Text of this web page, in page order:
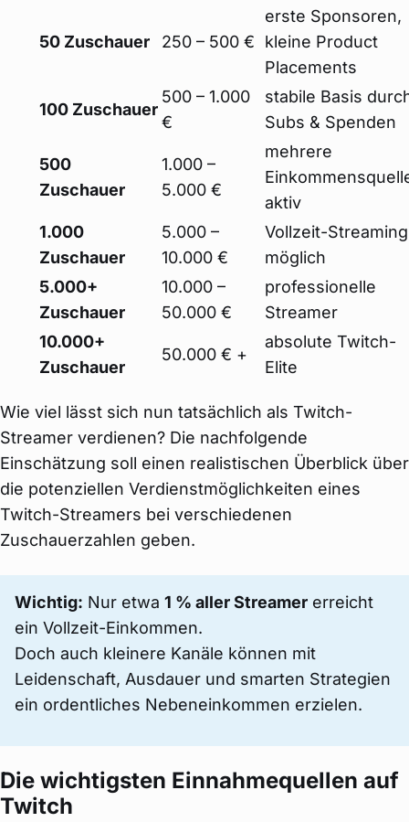
50 Zuschauer 250 – 500 €
erste Sponsoren,
kleine Product
Placements
100 Zuschauer
500 – 1.000
€
stabile Basis
Subs & Spenden
500
Zuschauer
1.000 –
5.000 €
mehrere
aktiv
1.000
Zuschauer
5.000 –
10.000 €
Vollzeit-Streaming
möglich
5.000+
Zuschauer
10.000 –
50.000 €
professionelle
Streamer
10.000+
Zuschauer
50.000 € +
absolute Twitch-
Elite
Wie viel lässt sich nun tatsächlich als Twitch-
Streamer verdienen? Die nachfolgende
Einschätzung soll einen realistischen Überblick über
die potenziellen Verdienstmöglichkeiten eines
Twitch-Streamers bei verschiedenen
Zuschauerzahlen geben.
Wichtig: Nur etwa 1 % aller Streamer erreicht
ein Vollzeit-Einkommen.
Doch auch kleinere Kanäle können mit
Leidenschaft, Ausdauer und smarten Strategien
ein ordentliches Nebeneinkommen erzielen.
Die wichtigsten Einnahmequellen auf
Twitch